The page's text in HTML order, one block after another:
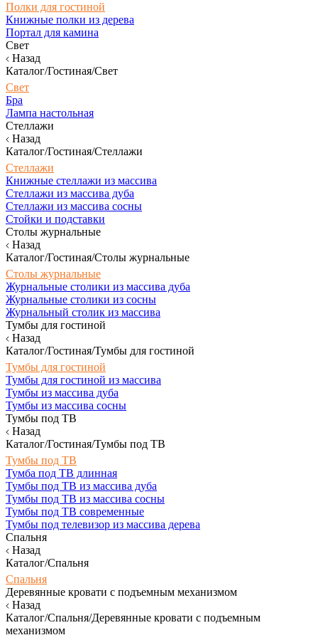
Полки для гостиной
Книжные полки из дерева
Портал для камина
Свет
Назад
Каталог/Гостиная/Свет
Свет
Бра
Лампа настольная
Стеллажи
Назад
Каталог/Гостиная/Стеллажи
Стеллажи
Книжные стеллажи из массива
Стеллажи из массива дуба
Стеллажи из массива сосны
Стойки и подставки
Столы журнальные
Назад
Каталог/Гостиная/Столы журнальные
Столы журнальные
Журнальные столики из массива дуба
Журнальные столики из сосны
Журнальный столик из массива
Тумбы для гостиной
Назад
Каталог/Гостиная/Тумбы для гостиной
Тумбы для гостиной
Тумбы для гостиной из массива
Тумбы из массива дуба
Тумбы из массива сосны
Тумбы под ТВ
Назад
Каталог/Гостиная/Тумбы под ТВ
Тумбы под ТВ
Тумба под ТВ длинная
Тумбы под ТВ из массива дуба
Тумбы под ТВ из массива сосны
Тумбы под ТВ современные
Тумбы под телевизор из массива дерева
Спальня
Назад
Каталог/Спальня
Спальня
Деревянные кровати с подъемным механизмом
Назад
Каталог/Спальня/Деревянные кровати с подъемным
механизмом